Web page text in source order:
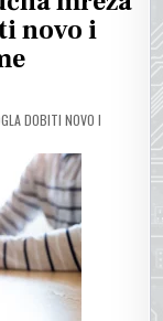
novo i
DOBITI NOVO I